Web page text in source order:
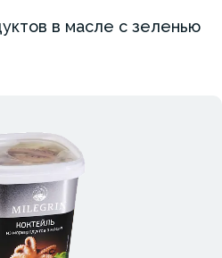
в масле с зеленью